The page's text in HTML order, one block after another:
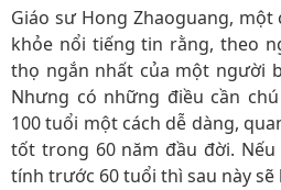
Giáo sư Hong Zhaoguang,
khỏe nổi tiếng tin rằng, theo
thọ ngắn nhất của một người
Nhưng có những điều cần
100 tuổi một cách dễ dàng,
tốt trong 60 năm đầu đời. Nếu
tính trước 60 tuổi thì sau này sẽ